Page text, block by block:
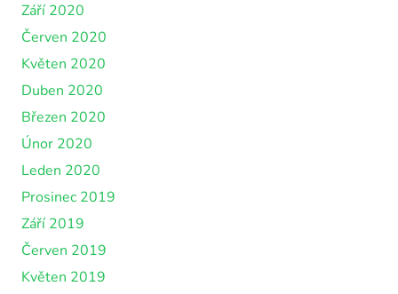
Září 2020
Červen 2020
Květen 2020
Duben 2020
Březen 2020
Únor 2020
Leden 2020
Prosinec 2019
Září 2019
Červen 2019
Květen 2019